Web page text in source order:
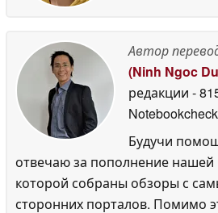
Автор
(Ninh Ngoc
редакции -
Notebookcheck
Будучи
отвечаю за пополнение нашей
которой собраны обзоры с
сторонних порталов. Помимо